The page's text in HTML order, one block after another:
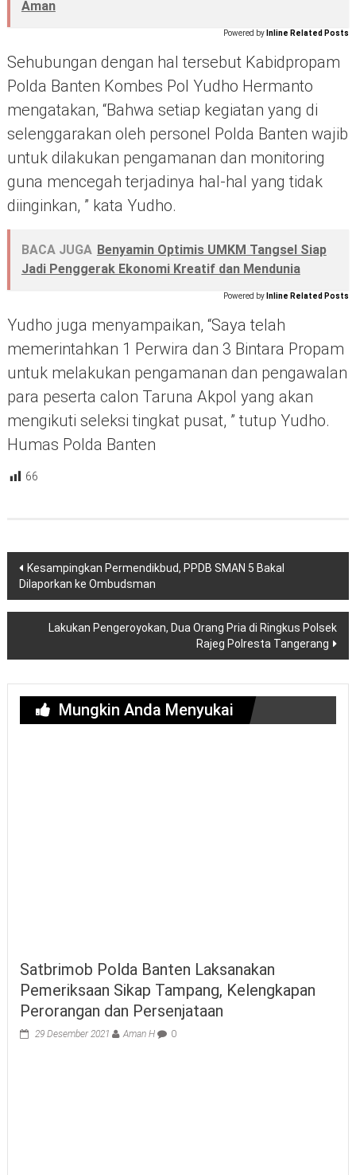
Aman
Powered by Inline Related Posts
Sehubungan dengan hal tersebut Kabidpropam
Polda Banten Kombes Pol Yudho Hermanto
mengatakan, “Bahwa setiap kegiatan yang di
selenggarakan oleh personel Polda Banten wajib
untuk dilakukan pengamanan dan monitoring
guna mencegah terjadinya hal-hal yang tidak
diinginkan, ” kata Yudho.
BACA JUGA Benyamin Optimis UMKM Tangsel Siap
Jadi Penggerak Ekonomi Kreatif dan Mendunia
Powered by Inline Related Posts
Yudho juga menyampaikan, “Saya telah
memerintahkan 1 Perwira dan 3 Bintara Propam
untuk melakukan pengamanan dan pengawalan
para peserta calon Taruna Akpol yang akan
mengikuti seleksi tingkat pusat, ” tutup Yudho.
Humas Polda Banten
66
Navigasi
pos
Kesampingkan Permendikbud, PPDB SMAN 5 Bakal
Dilaporkan ke Ombudsman
Lakukan Pengeroyokan, Dua Orang Pria di Ringkus Polsek
Rajeg Polresta Tangerang
Mungkin Anda Menyukai
Satbrimob Polda Banten Laksanakan
Pemeriksaan Sikap Tampang, Kelengkapan
Perorangan dan Persenjataan
29 Desember 2021 Aman H 0